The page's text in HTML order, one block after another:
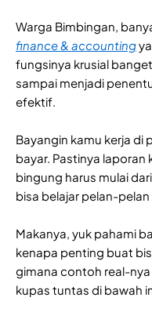
Warga Bimbingan,
finance & accounting
fungsinya krusial
sampai menjadi
efektif.
Bayangin kamu kerja di
bayar. Pastinya
bingung harus mulai
bisa belajar pelan-pelan
Makanya, yuk pahami
kenapa penting buat
gimana contoh real-nya
kupas tuntas di bawah